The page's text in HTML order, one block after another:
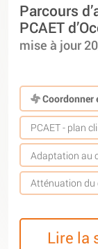
Parcours
PCAET
mise à jour
Coordonner
PCAET - plan
Adaptation au
Atténuation du
Lire la